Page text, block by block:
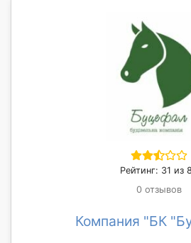
Рейтинг: 31 из
0 отзывов
Компания "БК